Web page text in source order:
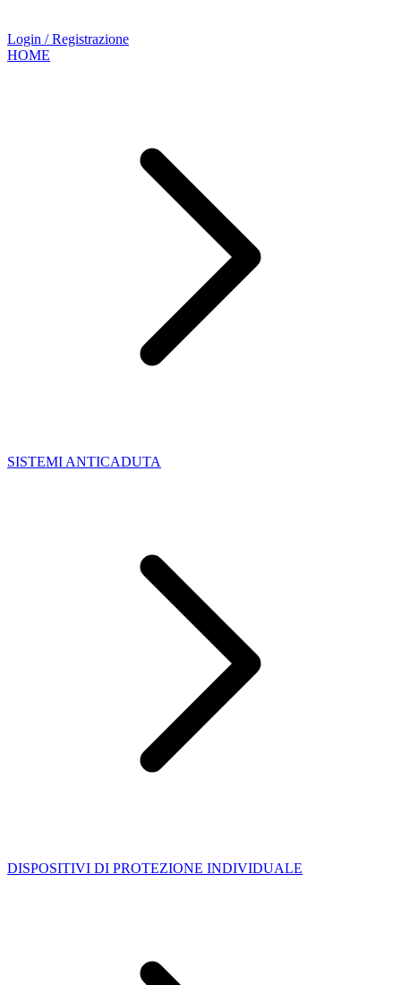
Login / Registrazione
HOME
SISTEMI ANTICADUTA
DISPOSITIVI DI PROTEZIONE INDIVIDUALE